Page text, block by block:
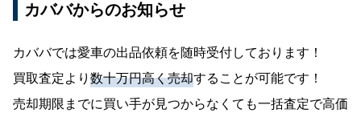
カババからのお知らせ
カババでは愛車の出品依頼を随時受付しております！
買取査定より 数十万円高く売却することが可能です！
売却期限までに買い手が見つからなくても一括査定で高価